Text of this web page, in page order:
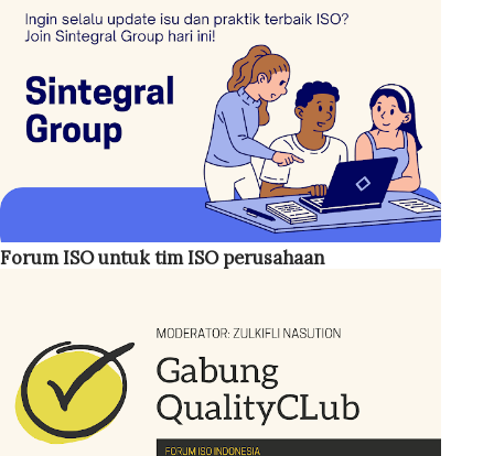
menetapkan kriteria khusus mengenai siapa yang harus
menjabat sebagai MR. Namun, disarankan posisi ini
dipegang oleh personel dengan jabatan cukup tinggi,
seperti General Manager (GM) . Jika hal tersebut tidak
memungkinkan, manajemen setidaknya menunjuk seseorang
pada level manajer . Hal ini penting karena MR berperan
sebagai koordinator sekaligus penggerak implementasi
sistem mutu di perusahaan. ISO 45001:2018 Bahasa
Indonesia Adapun tugas-tugas Management Representative
ditetapkan, diterapkan, d...
Forum ISO untuk tim ISO perusahaan